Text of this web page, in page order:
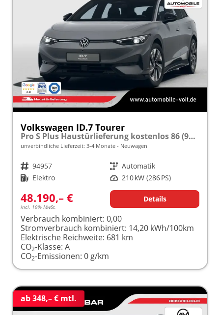
Volkswagen ID.7 Tourer
Pro S Plus Haustürlieferung kostenlos 86 (91 kWh) Automatik 286PS (Elektro) HeadUp/ACC/Navi/360/LED/elektr. Heckklappe frei konfigurierbar!
unverbindliche Lieferzeit: 3-4 Monate Neuwagen
Fahrzeugnr. 94957 Getriebe Automatik
Kraftstoff Elektro Leistung 210 kW (286 PS)
48.190,– €
incl. 19% MwSt.
Details
Verbrauch kombiniert: 0,00
Stromverbrauch kombiniert: 14,20 kWh/100km
Elektrische Reichweite: 681 km
CO2-Klasse: A
CO2-Emissionen: 0 g/km
ab 348,– € mtl.